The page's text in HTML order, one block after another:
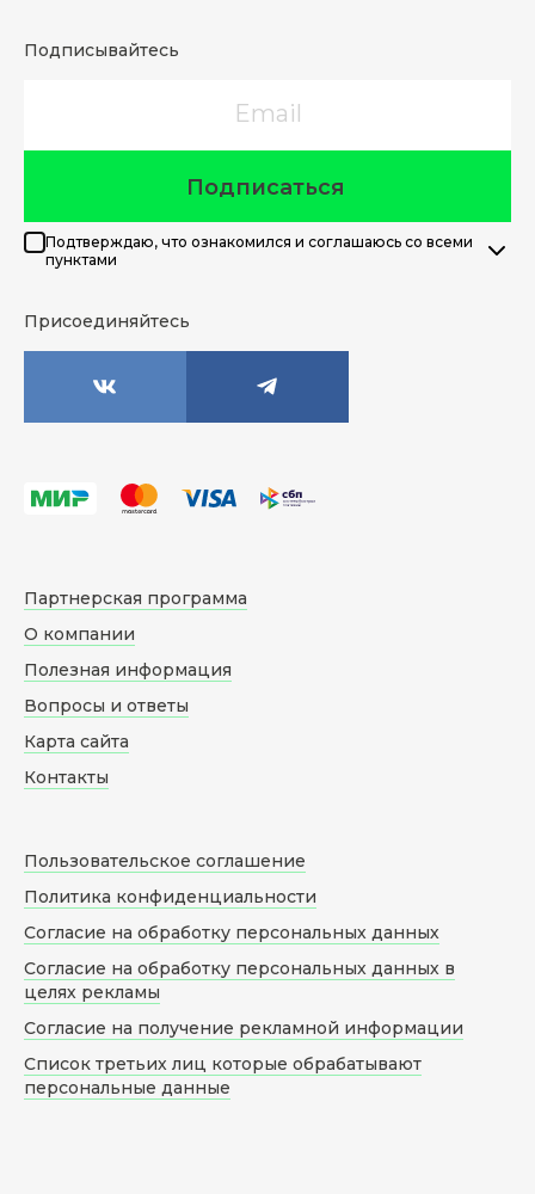
Подписывайтесь
Подписаться
Подтверждаю, что ознакомился и соглашаюсь со всеми
пунктами
Присоединяйтесь
Партнерская программа
О компании
Полезная информация
Вопросы и ответы
Карта сайта
Контакты
Пользовательское соглашение
Политика конфиденциальности
Согласие на обработку персональных данных
Согласие на обработку персональных данных в
целях рекламы
Согласие на получение рекламной информации
Список третьих лиц которые обрабатывают
персональные данные